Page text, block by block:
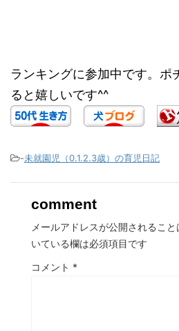
ランキングに参加中です。ポ
ると嬉しいです^^
-未就園児（0.1.2.3歳）の育児日記
comment
メールアドレスが公開されること
いている欄は必須項目です
コメント *